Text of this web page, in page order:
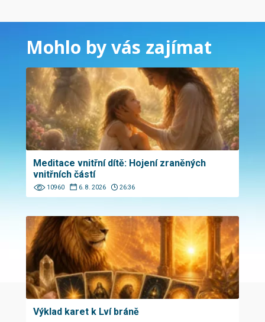
Mohlo by vás zajímat
Meditace vnitřní dítě: Hojení zraněných
vnitřních částí
10960 6. 8. 2026 26:36
Výklad karet k Lví bráně